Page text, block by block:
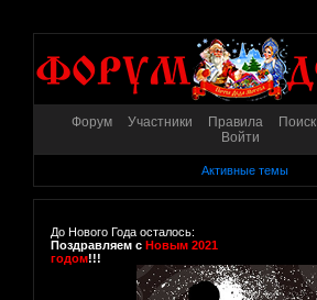
Форум Участники Правила Поиск
Войти
Активные темы
До Нового Года осталось:
Поздравляем с Новым 2021
годом!!!